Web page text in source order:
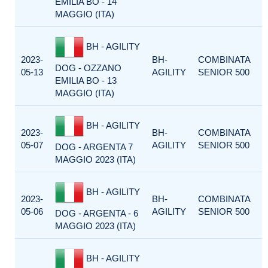
MAGGIO (ITA)
2023-
05-13
BH - AGILITY
DOG - OZZANO
EMILIA BO - 13
MAGGIO (ITA)
BH-
AGILITY
COMBINATA
SENIOR 500
2023-
05-07
BH - AGILITY
DOG - ARGENTA 7
MAGGIO 2023 (ITA)
BH-
AGILITY
COMBINATA
SENIOR 500
2023-
05-06
BH - AGILITY
DOG - ARGENTA - 6
MAGGIO 2023 (ITA)
BH-
AGILITY
COMBINATA
SENIOR 500
BH - AGILITY